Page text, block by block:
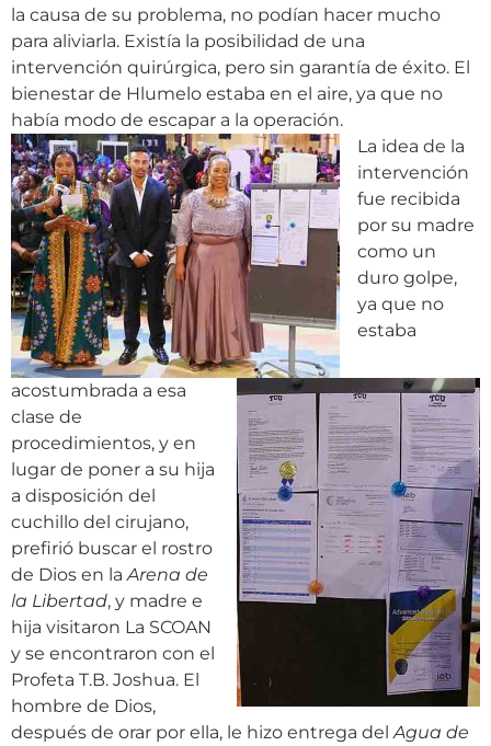
la causa de su problema, no podían hacer mucho
para aliviarla. Existía la posibilidad de una
intervención quirúrgica, pero sin garantía de éxito. El
bienestar de Hlumelo estaba en el aire, ya que no
había modo de escapar a la operación.
La idea de la
intervención
fue recibida
por su madre
como un
duro golpe,
ya que no
estaba
acostumbrada a esa
clase de
procedimientos, y en
lugar de poner a su hija
a disposición del
cuchillo del cirujano,
prefirió buscar el rostro
de Dios en la Arena de
la Libertad, y madre e
hija visitaron La SCOAN
y se encontraron con el
Profeta T.B. Joshua. El
hombre de Dios,
después de orar por ella, le hizo entrega del Agua de